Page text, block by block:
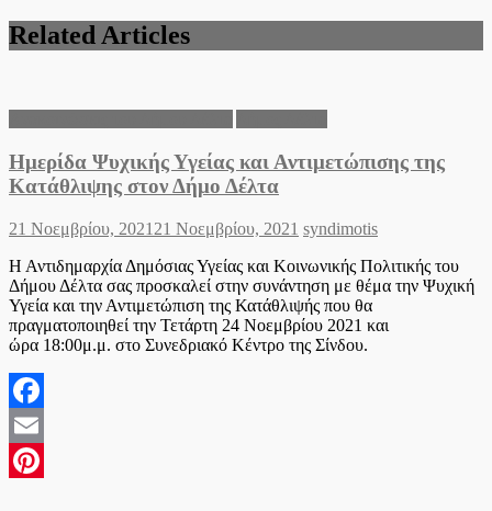
Related Articles
Ημερίδα Ψυχικής Υγείας και Αντιμετώπισης της
Κατάθλιψης στον Δήμο Δέλτα
Posted
21 Νοεμβρίου, 2021 21 Νοεμβρίου, 2021 Author
syndimotis
Η Αντιδημαρχία Δημόσιας Υγείας και Κοινωνικής Πολιτικής του
Δήμου Δέλτα σας προσκαλεί στην συνάντηση με θέμα την Ψυχική
Υγεία και την Αντιμετώπιση της Κατάθλιψής που θα
πραγματοποιηθεί την Τετάρτη 24 Νοεμβρίου 2021 και
ώρα 18:00μ.μ. στο Συνεδριακό Κέντρο της Σίνδου.
Facebook
Email